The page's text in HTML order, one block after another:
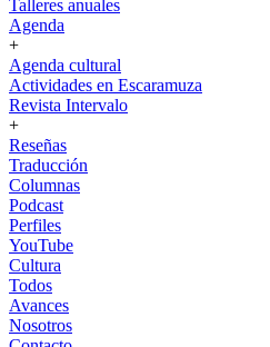
Talleres anuales
Agenda
+
Agenda cultural
Actividades en Escaramuza
Revista Intervalo
+
Reseñas
Traducción
Columnas
Podcast
Perfiles
YouTube
Cultura
Todos
Avances
Nosotros